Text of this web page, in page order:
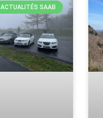
ACTUALITÉS SAAB